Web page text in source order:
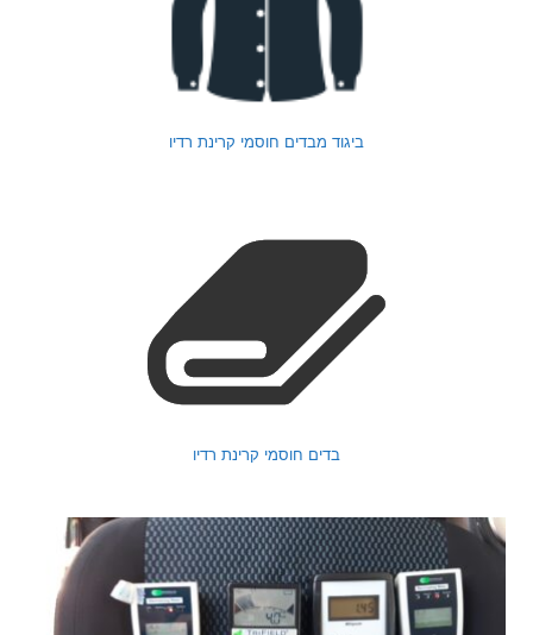
ביגוד מבדים חוסמי קרינת רדיו
בדים חוסמי קרינת רדיו